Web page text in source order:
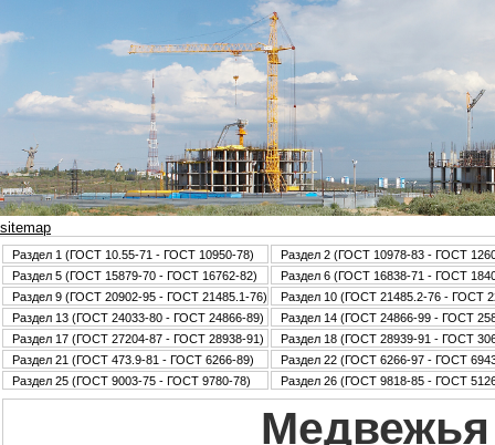
sitemap
Раздел 1 (ГОСТ 10.55-71 - ГОСТ 10950-78)
Раздел 2 (ГОСТ 10978-83 - ГОСТ
Раздел 5 (ГОСТ 15879-70 - ГОСТ 16762-82)
Раздел 6 (ГОСТ 16838-71 - ГОСТ
Раздел 9 (ГОСТ 20902-95 - ГОСТ 21485.1-76)
Раздел 10 (ГОСТ 21485.2-76 - ГОСТ
Раздел 13 (ГОСТ 24033-80 - ГОСТ 24866-89)
Раздел 14 (ГОСТ 24866-99 - ГОСТ
Раздел 17 (ГОСТ 27204-87 - ГОСТ 28938-91)
Раздел 18 (ГОСТ 28939-91 - ГОСТ
Раздел 21 (ГОСТ 473.9-81 - ГОСТ 6266-89)
Раздел 22 (ГОСТ 6266-97 - ГОСТ
Раздел 25 (ГОСТ 9003-75 - ГОСТ 9780-78)
Раздел 26 (ГОСТ 9818-85 - ГОСТ
Медвежья